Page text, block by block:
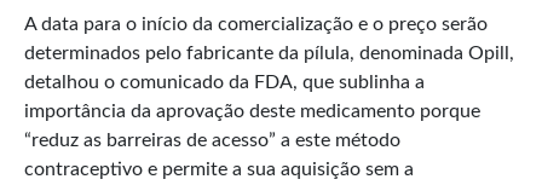
A data para o início da comercialização e o preço serão
determinados pelo fabricante da pílula, denominada Opill,
detalhou o comunicado da FDA, que sublinha a
importância da aprovação deste medicamento porque
“reduz as barreiras de acesso” a este método
contraceptivo e permite a sua aquisição sem a